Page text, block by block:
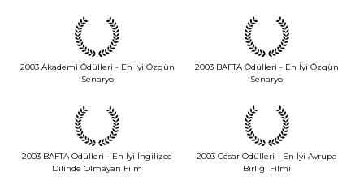
2003 Akademi Ödülleri - En İyi Özgün
Senaryo
2003 BAFTA Ödülleri - En İyi Özgün
Senaryo
2003 BAFTA Ödülleri - En İyi İngilizce
Dilinde Olmayan Film
2003 César Ödülleri - En İyi Avrupa
Birliği Filmi